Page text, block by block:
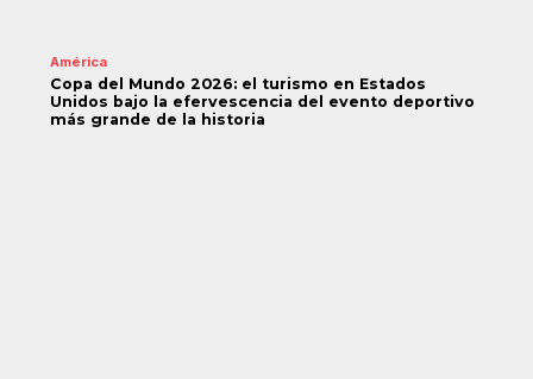
América
Copa del Mundo 2026: el turismo en Estados
Unidos bajo la efervescencia del evento deportivo
más grande de la historia